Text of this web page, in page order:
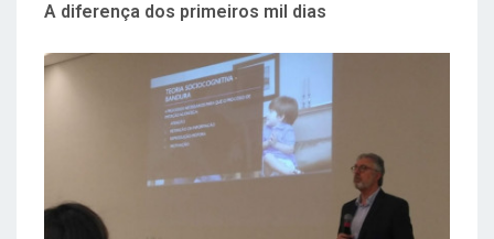
A diferença dos primeiros mil dias